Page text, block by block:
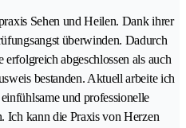
Sehen und Heilen. Dank ihrer
überwinden. Dadurch
abgeschlossen als auch
bestanden. Aktuell arbeite ich
und professionelle
Ich kann die Praxis von Herzen